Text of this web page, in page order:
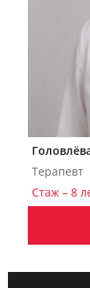
Терапевт
Стаж – 8